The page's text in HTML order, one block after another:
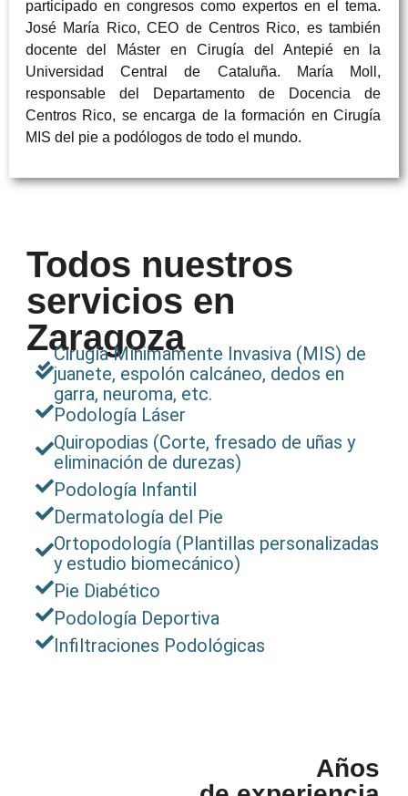
participado en congresos como expertos en el tema.
José María Rico, CEO de Centros Rico, es también
docente del Máster en Cirugía del Antepié en la
Universidad Central de Cataluña. María Moll,
responsable del Departamento de Docencia de
Centros Rico, se encarga de la formación en Cirugía
MIS del pie a podólogos de todo el mundo.
Todos nuestros
servicios en
Zaragoza
Cirugía Mínimamente Invasiva (MIS) de
juanete, espolón calcáneo, dedos en
garra, neuroma, etc.
Podología Láser
Quiropodias (Corte, fresado de uñas y
eliminación de durezas)
Podología Infantil
Dermatología del Pie
Ortopodología (Plantillas personalizadas
y estudio biomecánico)
Pie Diabético
Podología Deportiva
Infiltraciones Podológicas
Años